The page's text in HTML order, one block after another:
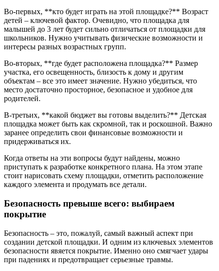
Во-первых, **кто будет играть на этой площадке?** Возраст
детей – ключевой фактор. Очевидно, что площадка для
малышей до 3 лет будет сильно отличаться от площадки для
школьников. Нужно учитывать физические возможности и
интересы разных возрастных групп.
Во-вторых, **где будет расположена площадка?** Размер
участка, его освещенность, близость к дому и другим
объектам – все это имеет значение. Нужно убедиться, что
место достаточно просторное, безопасное и удобное для
родителей.
В-третьих, **какой бюджет вы готовы выделить?** Детская
площадка может быть как скромной, так и роскошной. Важно
заранее определить свои финансовые возможности и
придерживаться их.
Когда ответы на эти вопросы будут найдены, можно
приступать к разработке конкретного плана. На этом этапе
стоит нарисовать схему площадки, отметить расположение
каждого элемента и продумать все детали.
Безопасность превыше всего: выбираем
покрытие
Безопасность – это, пожалуй, самый важный аспект при
создании детской площадки. И одним из ключевых элементов
безопасности явяется покрытие. Именно оно смягчает удары
при падениях и предотвращает серьезные травмы.